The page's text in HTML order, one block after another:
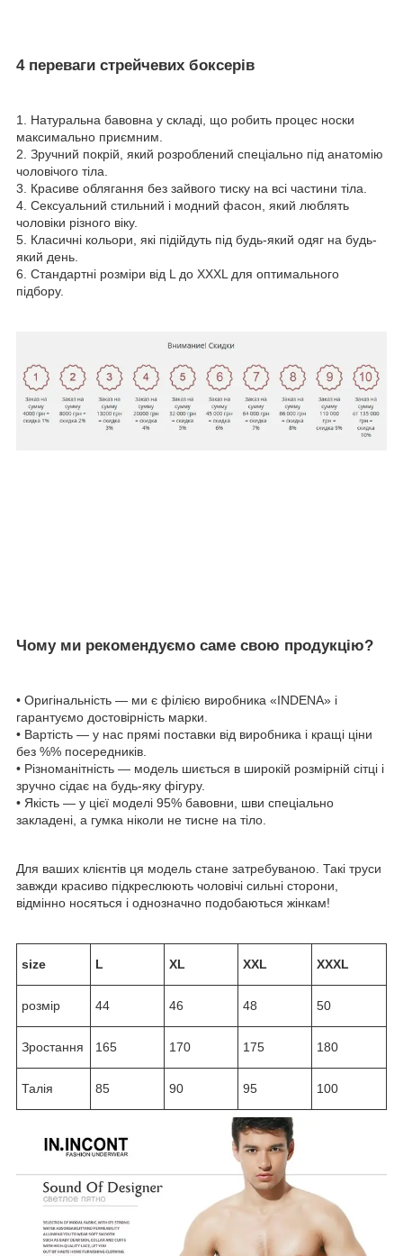
4 переваги стрейчевих боксерів
1. Натуральна бавовна у складі, що робить процес носки
максимально приємним.
2. Зручний покрій, який розроблений спеціально під анатомію
чоловічого тіла.
3. Красиве облягання без зайвого тиску на всі частини тіла.
4. Сексуальний стильний і модний фасон, який люблять
чоловіки різного віку.
5. Класичні кольори, які підійдуть під будь-який одяг на будь-
який день.
6. Стандартні розміри від L до XXXL для оптимального
підбору.
Чому ми рекомендуємо саме свою продукцію?
• Оригінальність — ми є філією виробника «INDENA» і
гарантуємо достовірність марки.
• Вартість — у нас прямі поставки від виробника і кращі ціни
без %% посередників.
• Різноманітність — модель шиється в широкій розмірній сітці і
зручно сідає на будь-яку фігуру.
• Якість — у цієї моделі 95% бавовни, шви спеціально
закладені, а гумка ніколи не тисне на тіло.
Для ваших клієнтів ця модель стане затребуваною. Такі труси
завжди красиво підкреслюють чоловічі сильні сторони,
відмінно носяться і однозначно подобаються жінкам!
size L XL XXL XXXL
розмір 44 46 48 50
Зростання 165 170 175 180
Талія 85 90 95 100